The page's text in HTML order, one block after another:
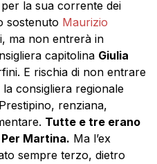
la sua corrente dei
sostenuto Maurizio
ma non entrerà in
capitolina Giulia
E rischia di non entrare
la consigliera regionale
renziana,
Tutte e tre erano
Martina. Ma l’ex
sempre terzo, dietro